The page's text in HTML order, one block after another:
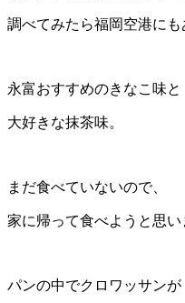
調べてみたら福岡空港にも
永富おすすめのきなこ味と
大好きな抹茶味。
まだ食べていないので、
家に帰って食べようと思い
パンの中でクロワッサンが